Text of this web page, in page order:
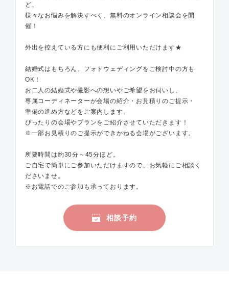
ど、
様々なお悩みを解決すべく、無料のオンライン相談会を開
催！
外出を控えている方にも便利にご利用いただけます★
結婚式はもちろん、フォトウェディングをご検討中の方も
OK！
お二人の結婚式や撮影への想いやご希望をお伺いし、
専属コーディネーターが会場の紹介・お見積りのご提示・
準備の進め方などをご案内します。
ぴったりの会場やプランをご紹介させていただきます！
※一部お見積りのご提示ができかねる会場がございます。
所要時間は約30分～45分ほど。
ご自宅で簡単にご参加いただけますので、お気軽にご相談く
ださいませ。
※お電話でのご参加も承っております。
相談予約